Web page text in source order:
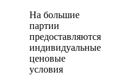
На большие
партии
предоставляются
индивидуальные
ценовые
условия